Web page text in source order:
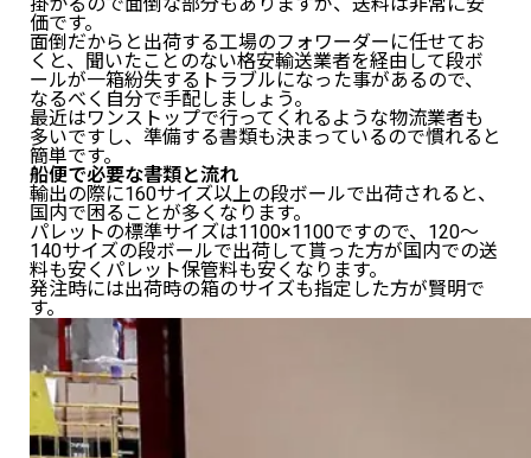
価です。
面倒だからと出荷する工場のフォワーダーに任せてお
くと、聞いたことのない格安輸送業者を経由して段ボ
ールが一箱紛失するトラブルになった事があるので、
なるべく自分で手配しましょう。
最近はワンストップで行ってくれるような物流業者も
多いですし、準備する書類も決まっているので慣れると
簡単です。
船便で必要な書類と流れ
輸出の際に160サイズ以上の段ボールで出荷されると、
国内で困ることが多くなります。
パレットの標準サイズは1100×1100ですので、120～
140サイズの段ボールで出荷して貰った方が国内での送
料も安くパレット保管料も安くなります。
発注時には出荷時の箱のサイズも指定した方が賢明で
す。